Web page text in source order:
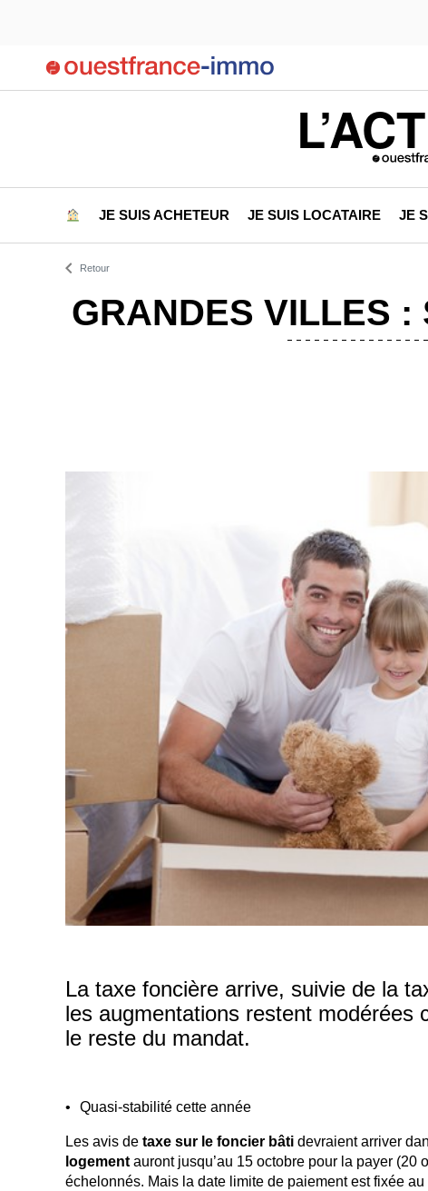
JE SUIS ACHETEUR JE SUIS LOCATAIRE JE
Retour
GRANDES VILLES :
La taxe foncière arrive, suivie de la
les augmentations restent modérées
le reste du mandat.
Quasi-stabilité cette année
Les avis de taxe sur le foncier bâti devraient arriver
logement auront jusqu’au 15 octobre pour la payer (20
échelonnés. Mais la date limite de paiement est fixée